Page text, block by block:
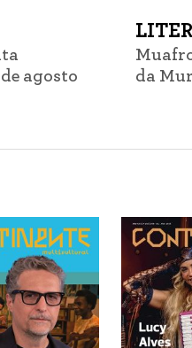
agosto
da